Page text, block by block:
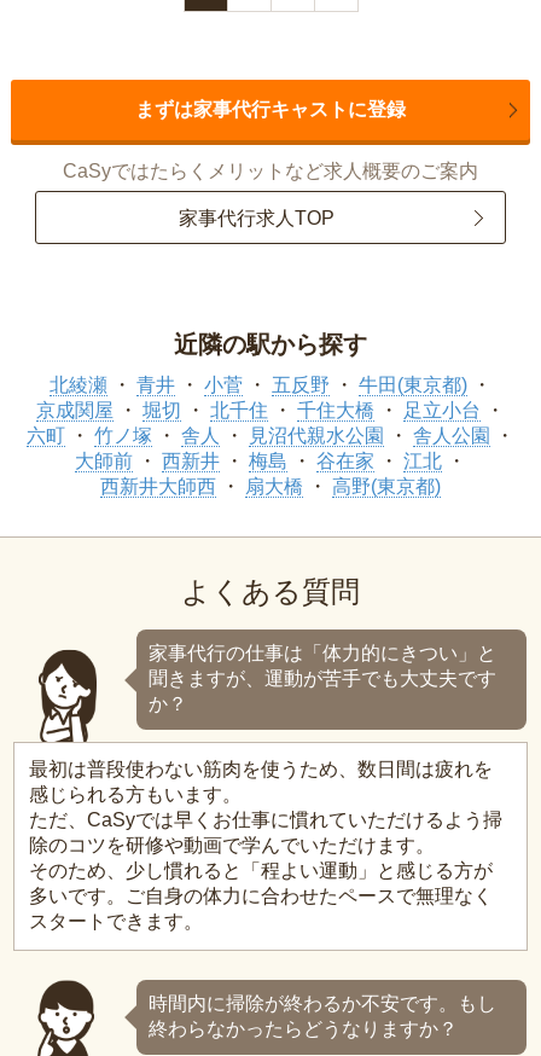
まずは家事代行キャストに登録
CaSyではたらくメリットなど求人概要のご案内
家事代行求人TOP
近隣の駅から探す
北綾瀬 青井 小菅 五反野
牛田(東京都)
京成関屋
堀切 北千住 千住大橋
足立小台
六町
竹ノ塚 舎人 見沼代親水公園
舎人公園
大師前
西新井 梅島 谷在家
江北
西新井大師西
扇大橋 高野(東京都)
よくある質問
家事代行の仕事は「体力的にきつい」と
聞きますが、運動が苦手でも大丈夫です
か？
最初は普段使わない筋肉を使うため、数日間は疲れを
感じられる方もいます。
ただ、CaSyでは早くお仕事に慣れていただけるよう掃
除のコツを研修や動画で学んでいただけます。
そのため、少し慣れると「程よい運動」と感じる方が
多いです。ご自身の体力に合わせたペースで無理なく
スタートできます。
時間内に掃除が終わるか不安です。もし
終わらなかったらどうなりますか？